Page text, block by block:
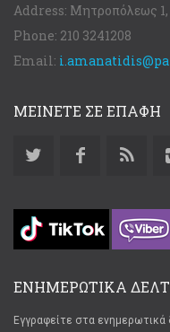
Address: Μητροπόλεως 1,
Phone: 210 3241208
Email:
ΜΕΙΝΕΤΕ ΣΕ ΕΠΑΦΗ
ΕΝΗΜΕΡΩΤΙΚΑ
Εγγραφείτε στα ενημερωτικά